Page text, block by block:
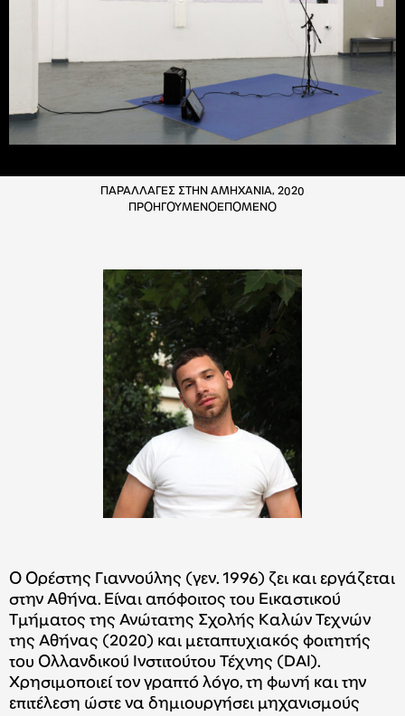
ΠΑΡΑΛΛΑΓΕΣ ΣΤΗΝ ΑΜΗΧΑΝΙΑ, 2020
ΠΡΟΗΓΟΥΜΕΝΟΕΠΟΜΕΝΟ
Ο Ορέστης Γιαννούλης (γεν. 1996) ζει και εργάζεται
στην Αθήνα. Είναι απόφοιτος του Εικαστικού
Τμήματος της Ανώτατης Σχολής Καλών Τεχνών
της Αθήνας (2020) και μεταπτυχιακός φοιτητής
του Ολλανδικού Ινστιτούτου Τέχνης (DAI).
Χρησιμοποιεί τον γραπτό λόγο, τη φωνή και την
επιτέλεση ώστε να δημιουργήσει μηχανισμούς